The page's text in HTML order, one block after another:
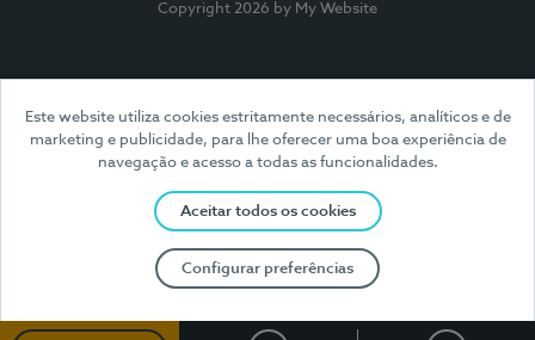
Este website utiliza cookies estritamente necessários, analíticos e de
marketing e publicidade, para lhe oferecer uma boa experiência de
navegação e acesso a todas as funcionalidades.
Aceitar todos os cookies
Configurar preferências
Copyright 2026 by My Website